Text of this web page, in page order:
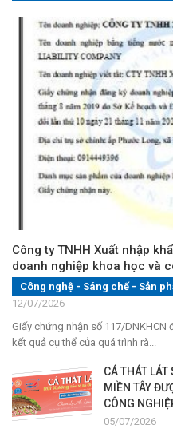
Công ty TNHH Xuất nhập
doanh nghiệp khoa học và
Công nghệ - Sáng chế - Sản
12/07/2026
Giấy chứng nhận số 117/
kết quả cụ thể của quá trình rà...
CÁ THÁT
MIỀN TÂY
CÔNG
05/07/2026